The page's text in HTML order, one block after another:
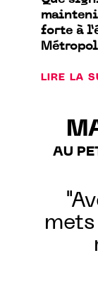
forte à
LIRE LA
AU